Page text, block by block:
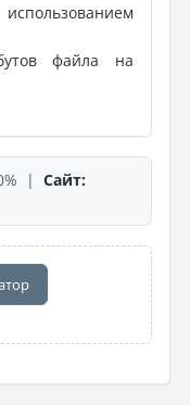
файла на
| Сайт: